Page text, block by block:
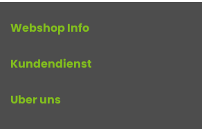
Webshop Info
Kundendienst
Uber uns